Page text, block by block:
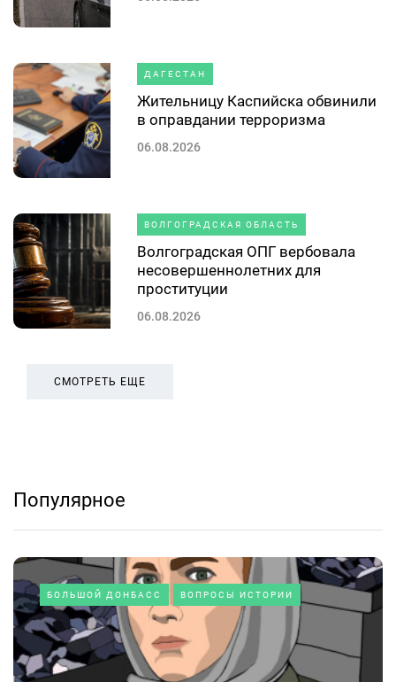
ДАГЕСТАН
Жительницу Каспийска обвинили
в оправдании терроризма
06.08.2026
ВОЛГОГРАДСКАЯ ОБЛАСТЬ
Волгоградская ОПГ вербовала
несовершеннолетних для
проституции
06.08.2026
СМОТРЕТЬ ЕЩЕ
Популярное
БОЛЬШОЙ ДОНБАСС ВОПРОСЫ ИСТОРИИ